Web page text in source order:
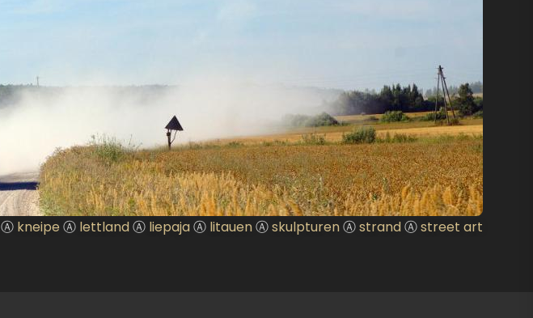
Ⓐ kneipe Ⓐ lettlandⒶ liepajaⒶ litauenⒶskulpturenⒶstrandⒶstreet art